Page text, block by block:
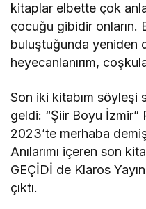
kitaplar elbette çok
çocuğu gibidir onların.
buluştuğunda yeniden
heyecanlanırım,
Son iki kitabım söyleşi
geldi: “Şiir Boyu İzmir”
2023’te merhaba
Anılarımı içeren son
GEÇİDİ de Klaros
çıktı.